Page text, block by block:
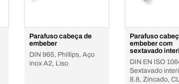
Parafuso cabeça de
embeber
DIN 965, Phillips, Aço
inox A2, Liso
Parafuso
embeber com
sextavado
DIN EN ISO
Sextavado
8.8, Zincado,